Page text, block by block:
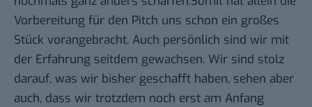
Vorbereitung für den Pitch uns schon ein großes
Stück vorangebracht. Auch persönlich sind wir mit
der Erfahrung seitdem gewachsen. Wir sind stolz
darauf, was wir bisher geschafft haben, sehen aber
auch, dass wir trotzdem noch erst am Anfang